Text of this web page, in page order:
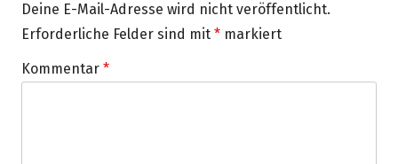
Deine E-Mail-Adresse wird nicht veröffentlicht.
Erforderliche Felder sind mit * markiert
Kommentar *